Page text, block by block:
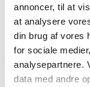
annoncer, til at
at analysere
din brug af vores
for sociale
analysepartnere.
data med andre
Sofaborde,
SHOWROOM